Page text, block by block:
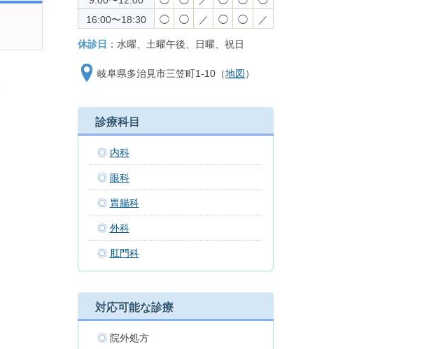
16:00〜18:30
◯ ◯ ／ ◯ ◯ ／
休診日 ：水曜、土曜午後、日曜、祝日
岐阜県多治見市三笠町1-10（地図 ）
診療科目
内科
眼科
胃腸科
外科
肛門科
対応可能な診療
院外処方